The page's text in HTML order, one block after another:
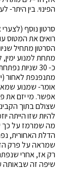
הפינוי. בין
סרטון נוסף
רואים את המטוס
הסרטון מתחיל
מתחת למנוע
כ- 30 שניות
מתנפנפת לאחור
אומר- שמנוע שמאל
אפשר. מי יזם את
שצולם בתוך
להיות שזו
הדלת האחורית,
שמראה על פרק
רק אז, אחרי
שיפה זה